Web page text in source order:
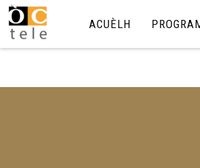
ACUÈLH